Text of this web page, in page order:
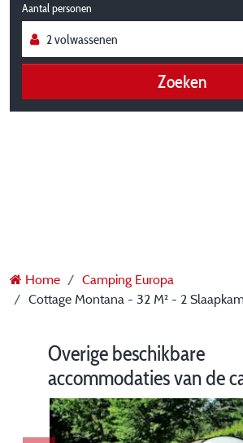
Aantal personen
Zoeken
Home
Camping Europa
Cottage Montana - 32 M² - 2
Overige beschikbare
accommodaties van de